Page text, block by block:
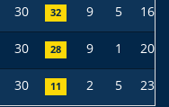
30 32 9 5 16
30 28 9 1 20
30 11 2 5 23